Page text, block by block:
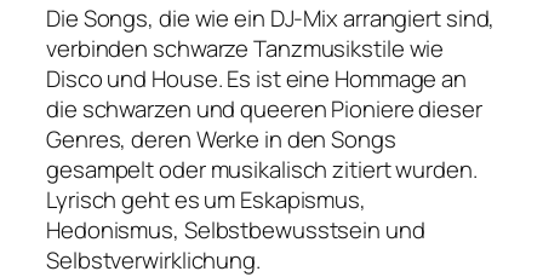
Die Songs, die wie ein DJ-Mix arrangiert sind,
verbinden schwarze Tanzmusikstile wie
Disco und House. Es ist eine Hommage an
die schwarzen und queeren Pioniere dieser
Genres, deren Werke in den Songs
gesampelt oder musikalisch zitiert wurden.
Lyrisch geht es um Eskapismus,
Hedonismus, Selbstbewusstsein und
Selbstverwirklichung.